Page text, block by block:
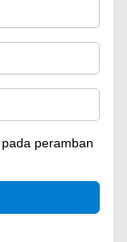
peramban